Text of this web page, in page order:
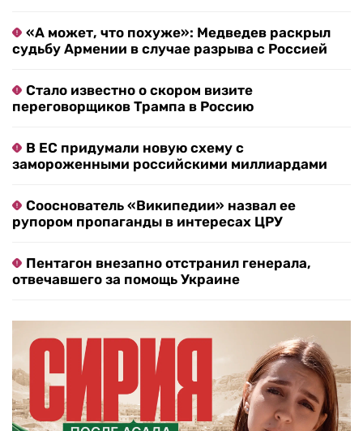
«А может, что похуже»: Медведев раскрыл
судьбу Армении в случае разрыва с Россией
Стало известно о скором визите
переговорщиков Трампа в Россию
В ЕС придумали новую схему с
замороженными российскими миллиардами
Сооснователь «Википедии» назвал ее
рупором пропаганды в интересах ЦРУ
Пентагон внезапно отстранил генерала,
отвечавшего за помощь Украине